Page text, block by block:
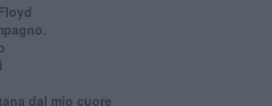
dal mio cuore